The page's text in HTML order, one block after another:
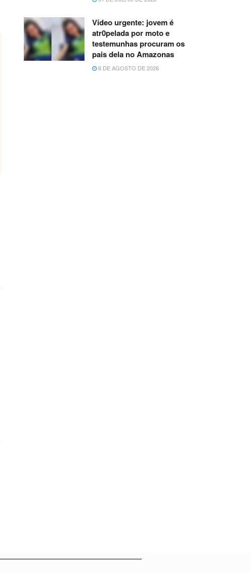
Vídeo urgente: jovem é
atr0pelada por moto e
testemunhas procuram os
pais dela no Amazonas
6 DE AGOSTO DE 2026